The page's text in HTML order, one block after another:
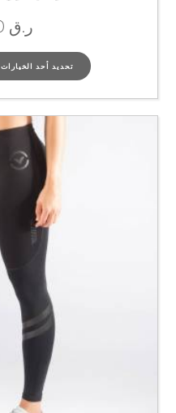
ر.ق
تحديد أحد الخيارات